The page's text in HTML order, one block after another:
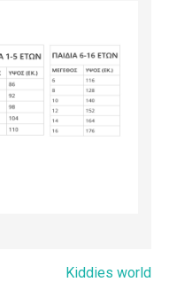
Kiddies world